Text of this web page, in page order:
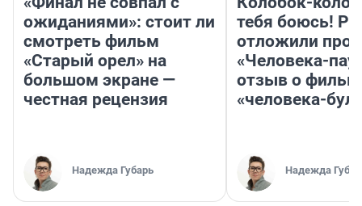
ожиданиями»: стоит ли
смотреть фильм
«Старый орел» на
большом экране —
честная рецензия
Надежда Губарь
тебя боюсь!
отложили
«Человека-
отзыв о
«человека-
Надежда